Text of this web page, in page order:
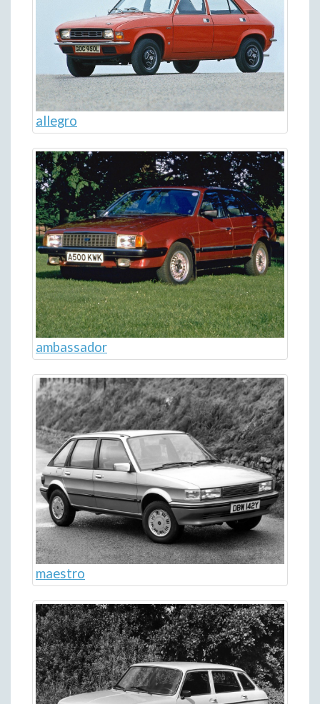
allegro
ambassador
maestro